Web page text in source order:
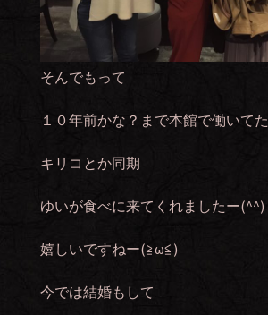
そんでもって
１０年前かな？まで本館で働いてた
キリコとか同期
ゆいが食べに来てくれましたー(^^)
嬉しいですねー(≧ω≦)
今では結婚もして